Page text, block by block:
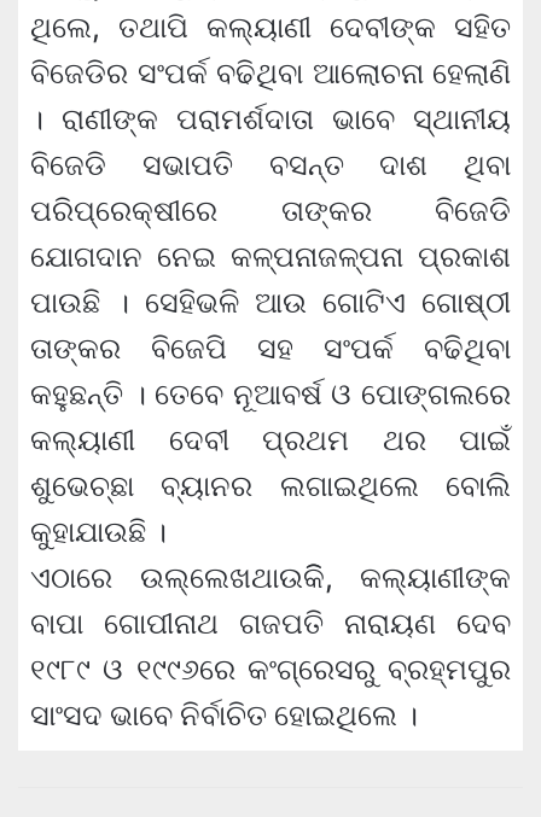
ଥିଲେ, ତଥାପି କଲ୍ୟାଣୀ ଦେବୀଙ୍କ ସହିତ
ବିଜେଡିର ସଂପର୍କ ବଢିଥିବା ଆଲୋଚନା ହେଲାଣି
। ରାଣୀଙ୍କ ପରାମର୍ଶଦାତା ଭାବେ ସ୍ଥାନୀୟ
ବିଜେଡି ସଭାପତି ବସନ୍ତ ଦାଶ ଥିବା
ପରିପ୍ରେକ୍ଷୀରେ ତାଙ୍କର ବିଜେଡି
ଯୋଗଦାନ ନେଇ କଳ୍ପନାଜଳ୍ପନା ପ୍ରକାଶ
ପାଉଛି । ସେହିଭଳି ଆଉ ଗୋଟିଏ ଗୋଷ୍ଠୀ
ତାଙ୍କର ବିଜେପି ସହ ସଂପର୍କ ବଢିଥିବା
କହୁଛନ୍ତି । ତେବେ ନୂଆବର୍ଷ ଓ ପୋଙ୍ଗଲରେ
କଲ୍ୟାଣୀ ଦେବୀ ପ୍ରଥମ ଥର ପାଇଁ
ଶୁଭେଚ୍ଛା ବ୍ୟାନର ଲଗାଇଥିଲେ ବୋଲି
କୁହାଯାଉଛି ।
ଏଠାରେ ଉଲ୍ଲେଖଥାଉକିି, କଲ୍ୟାଣୀଙ୍କ
ବାପା ଗୋପୀନାଥ ଗଜପତି ନାରାୟଣ ଦେବ
୧୯୮୯ ଓ ୧୯୯୬ରେ କଂଗ୍ରେସରୁ ବ୍ରହ୍ମପୁର
ସାଂସଦ ଭାବେ ନିର୍ବାଚିତ ହୋଇଥିଲେ ।